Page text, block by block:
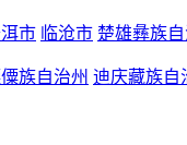
市 临沧市 楚雄彝族自
族自治州 迪庆藏族自